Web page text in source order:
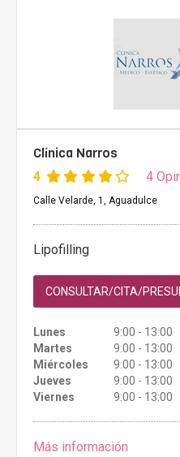
Clínica Narros
4 4
Calle Velarde, 1, Aguadulce
Lipofilling
CONSULTAR/CITA/
Lunes
9:00 - 13:00
Martes
9:00 - 13:00
Miércoles
9:00 -
Jueves
9:00 - 13:00
Viernes
9:00 -
Más información